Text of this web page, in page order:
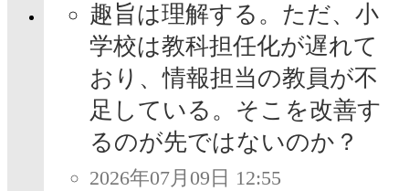
趣旨は理解する。ただ、小
学校は教科担任化が遅れて
おり、情報担当の教員が不
足している。そこを改善す
るのが先ではないのか？
2026年07月09日 12:55